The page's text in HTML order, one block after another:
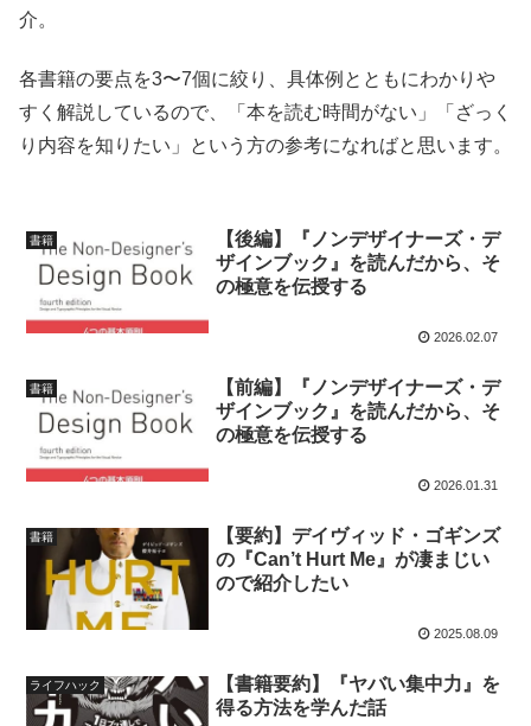
介。
各書籍の要点を3〜7個に絞り、具体例とともにわかりや
すく解説しているので、「本を読む時間がない」「ざっく
り内容を知りたい」という方の参考になればと思います。
書籍
【後編】『ノンデザイナーズ・デ
ザインブック』を読んだから、そ
の極意を伝授する
2026.02.07
書籍
【前編】『ノンデザイナーズ・デ
ザインブック』を読んだから、そ
の極意を伝授する
2026.01.31
書籍
【要約】デイヴィッド・ゴギンズ
の『Can’t Hurt Me』が凄まじい
ので紹介したい
2025.08.09
ライフハック
【書籍要約】『ヤバい集中力』を
得る方法を学んだ話